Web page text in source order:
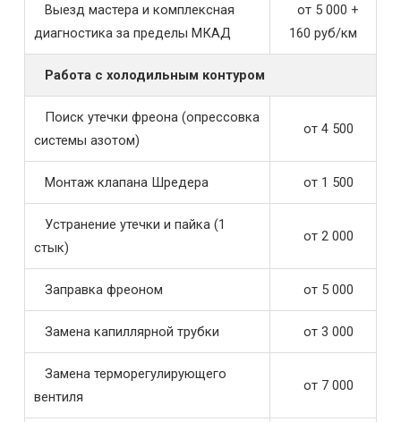
Выезд мастера и комплексная
диагностика за пределы МКАД
от 5 000 +
160 руб/км
Работа с холодильным контуром
Поиск утечки фреона (опрессовка
системы азотом)
от 4 500
Монтаж клапана Шредера от 1 500
Устранение утечки и пайка (1
стык)
от 2 000
Заправка фреоном от 5 000
Замена капиллярной трубки от 3 000
Замена терморегулирующего
вентиля
от 7 000